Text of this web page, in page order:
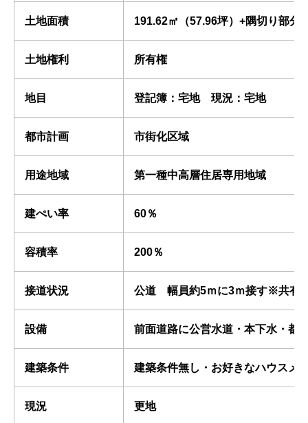
土地面積 191.62㎡（57.96坪）+隅切り部分
土地権利 所有権
地目 登記簿：宅地 現況：宅地
都市計画 市街化区域
用途地域 第一種中高層住居専用地域
建ぺい率 60％
容積率 200％
接道状況 公道 幅員約5ｍに3ｍ接す※共有
設備 前面道路に公営水道・本下水・都
建築条件 建築条件無し・お好きなハウスメ
現況 更地